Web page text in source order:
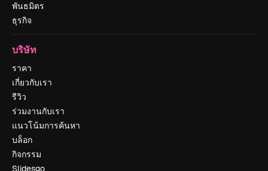
พันธมิตร
ธุรกิจ
บริษัท
ราคา
เกี่ยวกับเรา
รีวิว
ร่วมงานกับเรา
แนวโน้มการค้นหา
บล็อก
กิจกรรม
Slidesgo